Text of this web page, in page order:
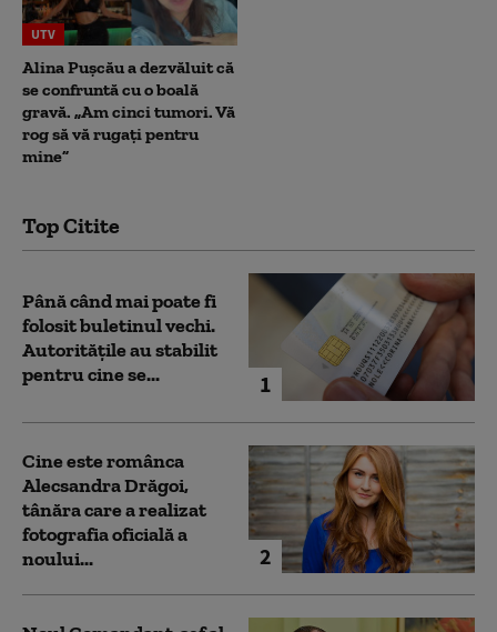
UTV
Alina Pușcău a dezvăluit că
se confruntă cu o boală
gravă. „Am cinci tumori. Vă
rog să vă rugați pentru
mine”
Top Citite
1
Până când mai poate fi
folosit buletinul vechi.
Autoritățile au stabilit
pentru cine se...
2
Cine este românca
Alecsandra Drăgoi,
tânăra care a realizat
fotografia oficială a
noului...